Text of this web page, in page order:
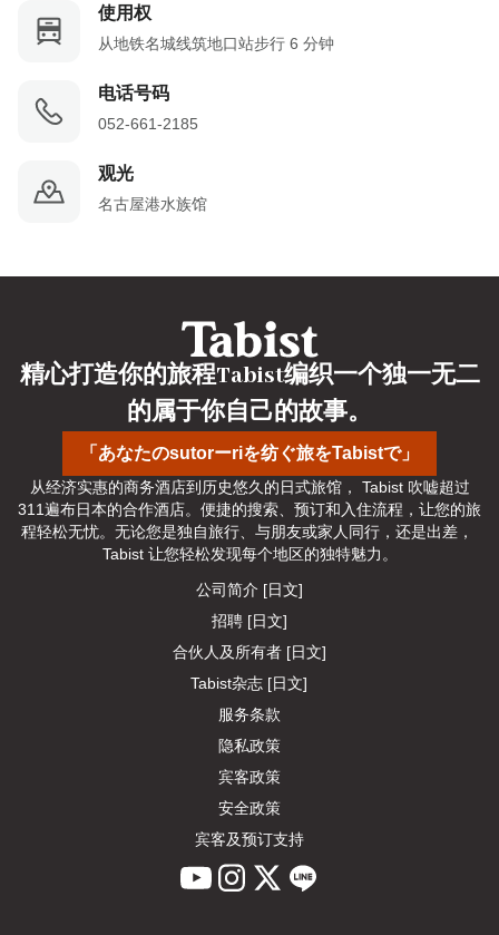
使用权
从地铁名城线筑地口站步行 6 分钟
电话号码
052-661-2185
观光
名古屋港水族馆
「あなたのsutorーriを纺ぐ旅をTabistで」
精心打造你的旅程Tabist编织一个独一无二
的属于你自己的故事。
从经济实惠的商务酒店到历史悠久的日式旅馆， Tabist 吹嘘超过
311遍布日本的合作酒店。便捷的搜索、预订和入住流程，让您的旅
程轻松无忧。无论您是独自旅行、与朋友或家人同行，还是出差，
Tabist 让您轻松发现每个地区的独特魅力。
公司简介 [日文]
招聘 [日文]
合伙人及所有者 [日文]
Tabist杂志 [日文]
服务条款
隐私政策
宾客政策
安全政策
宾客及预订支持